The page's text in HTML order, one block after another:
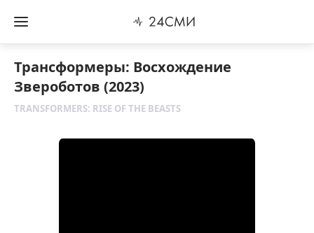
Трансформеры: Восхождение
Звероботов (2023)
TRANSFORMERS: RISE OF THE BEASTS